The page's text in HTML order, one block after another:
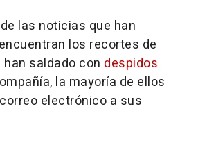
las noticias que han
los recortes de
saldado con despidos
la mayoría de ellos
electrónico a sus